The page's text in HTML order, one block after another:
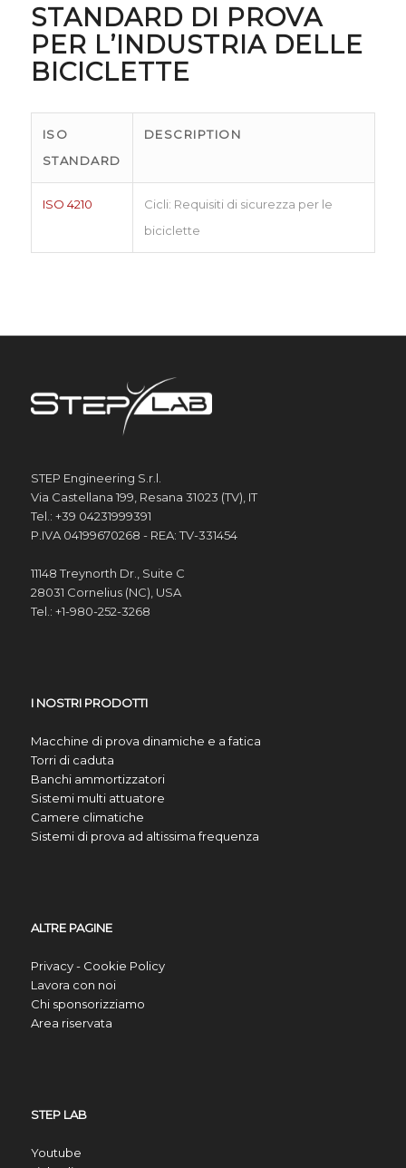
STANDARD DI PROVA
PER L’INDUSTRIA DELLE
BICICLETTE
ISO
STANDARD
DESCRIPTION
ISO 4210
Cicli: Requisiti di sicurezza per le
biciclette
STEP Engineering S.r.l.
Via Castellana 199, Resana 31023 (TV), IT
Tel.: +39 04231999391
P.IVA 04199670268 - REA: TV-331454
11148 Treynorth Dr., Suite C
28031 Cornelius (NC), USA
Tel.: +1-980-252-3268
I NOSTRI PRODOTTI
Macchine di prova dinamiche e a fatica
Torri di caduta
Banchi ammortizzatori
Sistemi multi attuatore
Camere climatiche
Sistemi di prova ad altissima frequenza
ALTRE PAGINE
Privacy - Cookie Policy
Lavora con noi
Chi sponsorizziamo
Area riservata
STEP LAB
Youtube